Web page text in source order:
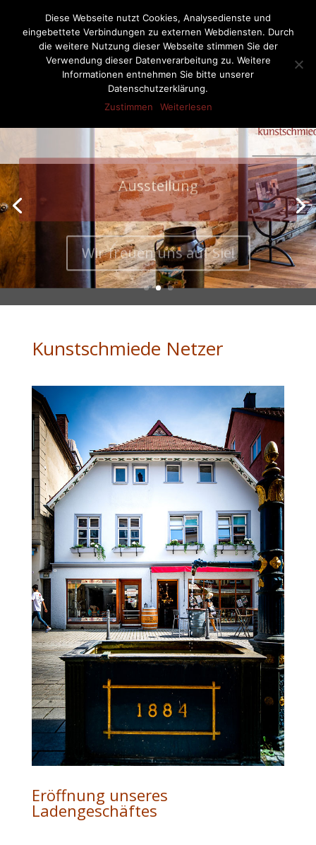
Seite wählen
Ausstellung
Wir freuen uns auf Sie!
Kunstschmiede Netzer
Eröffnung unseres
Ladengeschäftes
Diese Webseite nutzt Cookies, Analysedienste und
eingebettete Verbindungen zu externen Webdiensten. Durch
die weitere Nutzung dieser Webseite stimmen Sie der
Verwendung dieser Datenverarbeitung zu. Weitere
Informationen entnehmen Sie bitte unserer
Datenschutzerklärung.
Zustimmen
Weiterlesen